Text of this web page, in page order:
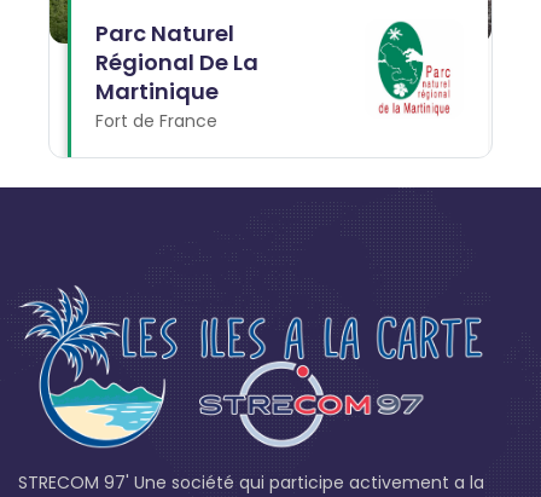
Parc Naturel
Régional De La
Martinique
Fort de France
STRECOM 97' Une société qui participe activement a la